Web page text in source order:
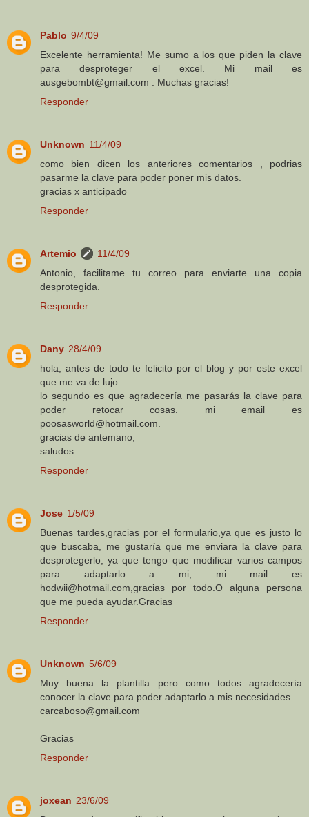
Pablo 9/4/09
Excelente herramienta! Me sumo a los que piden la clave
para desproteger el excel. Mi mail es
ausgebombt@gmail.com . Muchas gracias!
Responder
Unknown 11/4/09
como bien dicen los anteriores comentarios , podrias
pasarme la clave para poder poner mis datos.
gracias x anticipado
Responder
Artemio
11/4/09
Antonio, facilitame tu correo para enviarte una copia
desprotegida.
Responder
Dany 28/4/09
hola, antes de todo te felicito por el blog y por este excel
que me va de lujo.
lo segundo es que agradecería me pasarás la clave para
poder retocar cosas. mi email es
poosasworld@hotmail.com.
gracias de antemano,
saludos
Responder
Jose 1/5/09
Buenas tardes,gracias por el formulario,ya que es justo lo
que buscaba, me gustaría que me enviara la clave para
desprotegerlo, ya que tengo que modificar varios campos
para adaptarlo a mi, mi mail es
hodwii@hotmail.com,gracias por todo.O alguna persona
que me pueda ayudar.Gracias
Responder
Unknown 5/6/09
Muy buena la plantilla pero como todos agradecería
conocer la clave para poder adaptarlo a mis necesidades.
carcaboso@gmail.com
Gracias
Responder
joxean 23/6/09